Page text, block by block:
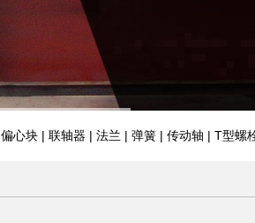
偏心块 | 联轴器 | 法兰 | 弹簧 | 传动轴 | T型螺